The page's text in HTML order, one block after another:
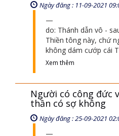
Ngày đăng : 11-09-2021
do: Thánh dẫn vô -
Thiền tông này, chứ
không dám cướp cái
Xem thêm
Người có công đức
thần có sợ không
Ngày đăng : 25-09-2021